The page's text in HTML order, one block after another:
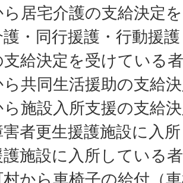
ら居宅介護の支給決定
・同行援護・行動援
給決定を受けている
ら共同生活援助の支給
ら施設入所支援の支給
者更生援護施設に入
施設に入所している